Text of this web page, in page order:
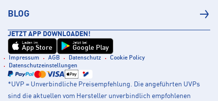
BLOG
JETZT APP DOWNLOADEN!
Laden im
App Store
Jetzt bei
Google Play
Impressum AGB Datenschutz
Cookie Policy
Datenschutzeinstellungen
*UVP = Unverbindliche Preisempfehlung. Die angeführten UVPs
sind die aktuellen vom Hersteller unverbindlich empfohlenen